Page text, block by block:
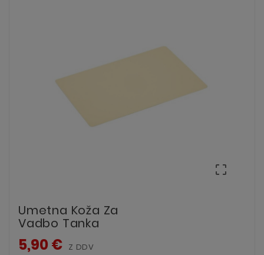

Umetna Koža Za
Vadbo Tanka
5,90 € Z DDV